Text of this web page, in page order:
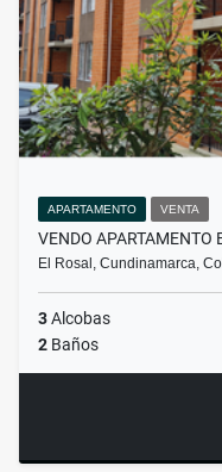
APARTAMENTO VENTA
VENDO APARTAMENTO
El Rosal, Cundinamarca,
3Alcobas
2 Baños